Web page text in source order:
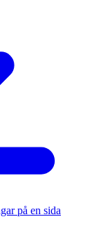
på en sida